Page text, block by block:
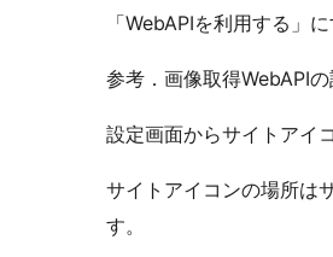
「WebAPIを利用する」
参考．画像取得WebAPI
設定画面からサイトアイ
サイトアイコンの場所は
す。